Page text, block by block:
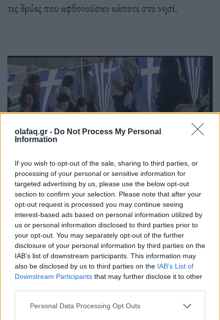
olafaq.gr - Do Not Process My Personal
Information
If you wish to opt-out of the sale, sharing to third parties, or
processing of your personal or sensitive information for
targeted advertising by us, please use the below opt-out
section to confirm your selection. Please note that after your
opt-out request is processed you may continue seeing
interest-based ads based on personal information utilized by
us or personal information disclosed to third parties prior to
your opt-out. You may separately opt-out of the further
disclosure of your personal information by third parties on the
IAB’s list of downstream participants. This information may
also be disclosed by us to third parties on the IAB’s List of
Downstream Participants that may further disclose it to other
Personal Data Processing Opt Outs
τις δρύες που αφθονούσαν κάποτε στο νησί.